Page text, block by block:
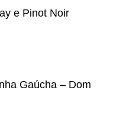
e Pinot Noir
Gaúcha – Dom